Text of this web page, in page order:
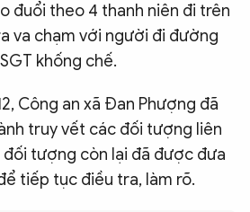
đuổi theo 4 thanh niên đi trên
va chạm với người đi đường
khống chế.
Công an xã Đan Phượng đã
truy vết các đối tượng liên
đối tượng còn lại đã được đưa
tiếp tục điều tra, làm rõ.